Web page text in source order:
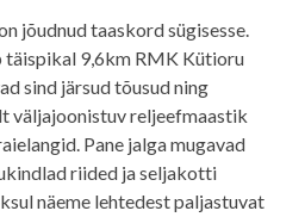
jõudnud taaskord sügisesse.
täispikal 9,6km RMK Kütioru
sind järsud tõusud ning
väljajoonistuv reljeefmaastik
Pane jalga mugavad
riided ja seljakotti
näeme lehtedest paljastuvat